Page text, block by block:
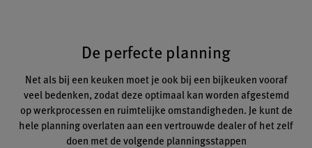
De perfecte planning
Net als bij een keuken moet je ook bij een bijkeuken vooraf
veel bedenken, zodat deze optimaal kan worden afgestemd
op werkprocessen en ruimtelijke omstandigheden. Je kunt de
hele planning overlaten aan een vertrouwde dealer of het zelf
doen met de volgende planningsstappen